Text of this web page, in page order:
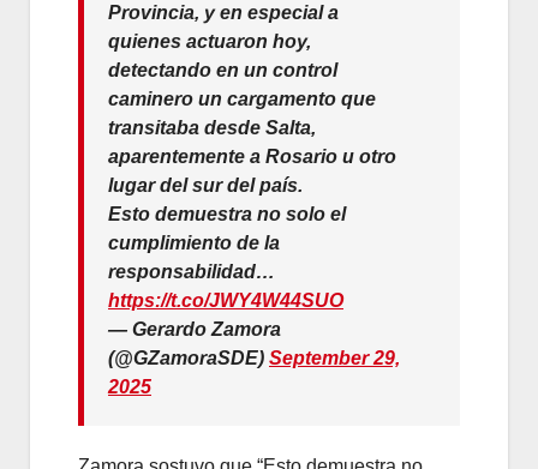
Provincia, y en especial a
quienes actuaron hoy,
detectando en un control
caminero un cargamento que
transitaba desde Salta,
aparentemente a Rosario u otro
lugar del sur del país.
Esto demuestra no solo el
cumplimiento de la
responsabilidad…
https://t.co/JWY4W44SUO
— Gerardo Zamora
(@GZamoraSDE) September 29,
2025